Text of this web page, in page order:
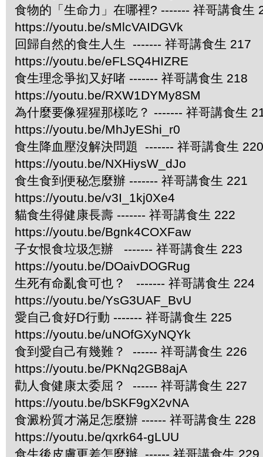
食物的「生命力」在哪裡? ------- 祥哥講食生
https://youtu.be/sMlcVAIDGVk
回歸自然的食生人生 ------- 祥哥講食生 217
https://youtu.be/eFLSQ4HIZRE
食生理念爭抝又好啫 ------- 祥哥講食生 218
https://youtu.be/RXW1DYMy8SM
為什麼要像猩猩那樣吃？ ------- 祥哥講食生
https://youtu.be/MhJyEShi_r0
食生降血壓沒解決問題 ------- 祥哥講食生 220
https://youtu.be/NXHiysW_dJo
食生食到便秘怎麼辦 ------- 祥哥講食生 221
https://youtu.be/v3I_1kj0Xe4
貓食生得健康長壽 ------- 祥哥講食生 222
https://youtu.be/Bgnk4COXFaw
子女恨食垃圾怎辦 ------- 祥哥講食生 223
https://youtu.be/DOaivDOGRug
生死有命亂食可也？ ------- 祥哥講食生 224
https://youtu.be/YsG3UAF_BvU
愛自己食好D行動 ------- 祥哥講食生 225
https://youtu.be/uNOfGXyNQYk
食到愛自己有幾難？ ------ 祥哥講食生 226
https://youtu.be/PKNq2GB8ajA
勸人食健康太委屈？ ------ 祥哥講食生 227
https://youtu.be/bSKF9gX2vNA
食澱粉質才滿足怎麼辦 ------ 祥哥講食生 228
https://youtu.be/qxrk64-gLUU
食生後皮膚更差怎麼辦 ------ 祥哥講食生 229